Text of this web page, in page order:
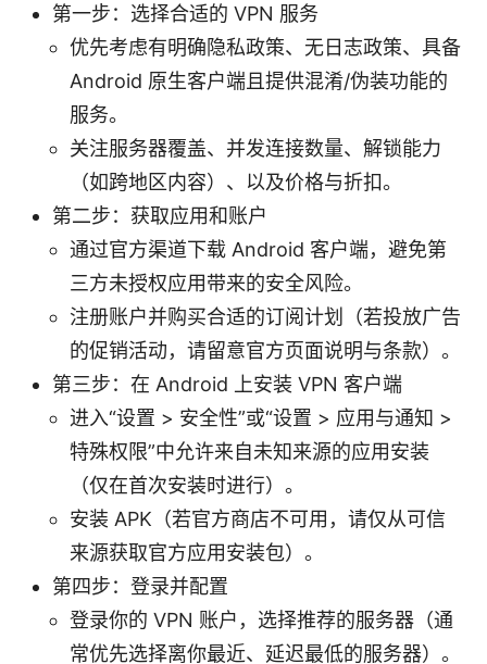
第一步：选择合适的 VPN 服务
优先考虑有明确隐私政策、无日志政策、具备
Android 原生客户端且提供混淆/伪装功能的
服务。
关注服务器覆盖、并发连接数量、解锁能力
（如跨地区内容）、以及价格与折扣。
第二步：获取应用和账户
通过官方渠道下载 Android 客户端，避免第
三方未授权应用带来的安全风险。
注册账户并购买合适的订阅计划（若投放广告
的促销活动，请留意官方页面说明与条款）。
第三步：在 Android 上安装 VPN 客户端
进入“设置 > 安全性”或“设置 > 应用与通知 >
特殊权限”中允许来自未知来源的应用安装
（仅在首次安装时进行）。
安装 APK（若官方商店不可用，请仅从可信
来源获取官方应用安装包）。
第四步：登录并配置
登录你的 VPN 账户，选择推荐的服务器（通
常优先选择离你最近、延迟最低的服务器）。